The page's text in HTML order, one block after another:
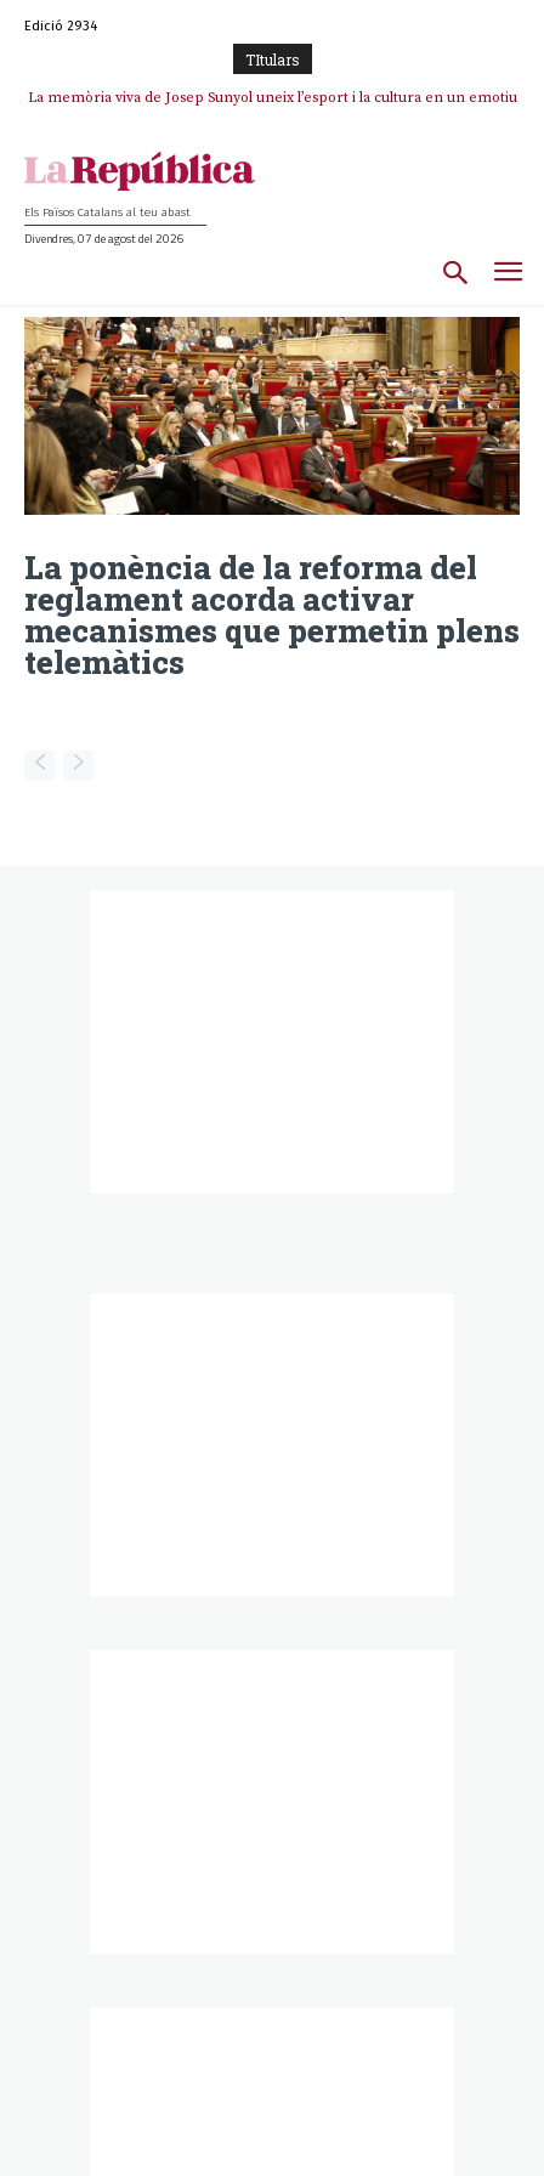
Edició 2934
TItulars
La memòria viva de Josep Sunyol uneix l’esport i la cultura en un emotiu
Els Països Catalans al teu abast
Divendres, 07 de agost del 2026
La ponència de la reforma del
reglament acorda activar
mecanismes que permetin plens
telemàtics